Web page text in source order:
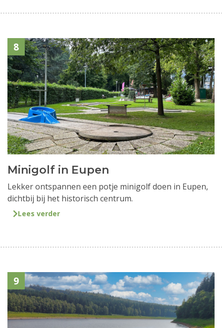
8
Minigolf in Eupen
Lekker ontspannen een potje minigolf doen in Eupen,
dichtbij bij het historisch centrum.
Lees verder
9